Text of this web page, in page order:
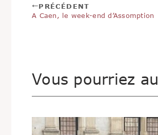
PRÉCÉDENT
A Caen, le week-end d’Assomption
Vous pourriez